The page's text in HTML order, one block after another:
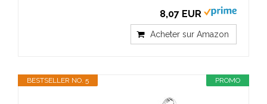
8,07 EUR
Acheter sur Amazon
PROMO
BESTSELLER NO. 5